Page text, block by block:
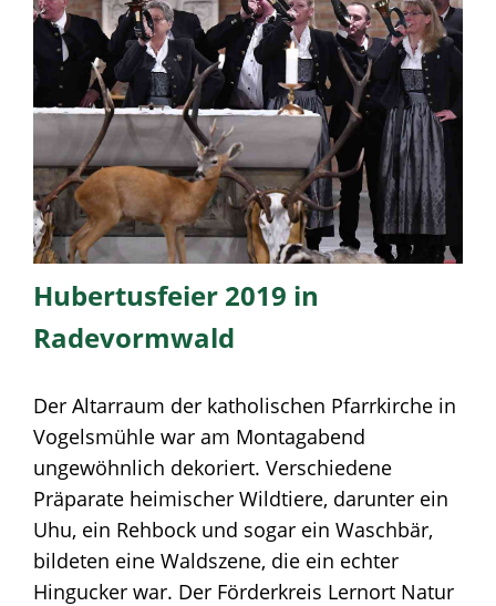
Hubertusfeier 2019 in
Radevormwald
Der Altarraum der katholischen Pfarrkirche in
Vogelsmühle war am Montagabend
ungewöhnlich dekoriert. Verschiedene
Präparate heimischer Wildtiere, darunter ein
Uhu, ein Rehbock und sogar ein Waschbär,
bildeten eine Waldszene, die ein echter
Hingucker war. Der Förderkreis Lernort Natur